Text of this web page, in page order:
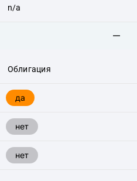
n/a
Облигация
да
нет
нет